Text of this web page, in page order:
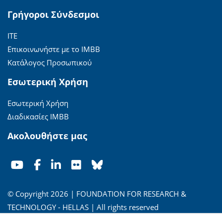
Γρήγοροι Σύνδεσμοι
ΙΤΕ
Επικοινωνήστε με το ΙΜΒΒ
Κατάλογος Προσωπικού
Εσωτερική Χρήση
Εσωτερική Χρήση
Διαδικασίες ΙΜΒΒ
Ακολουθήστε μας
© Copyright 2026 | FOUNDATION FOR RESEARCH &
TECHNOLOGY - HELLAS | All rights reserved